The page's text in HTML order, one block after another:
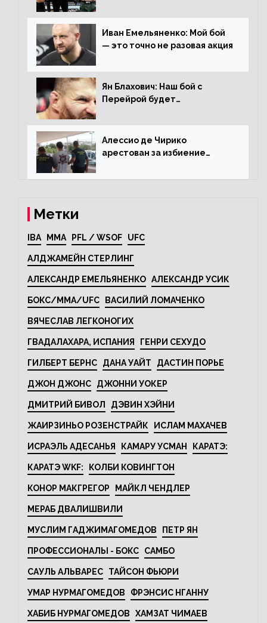
раунда на Чендлера
Иван Емельяненко: Мой бой
— это точно не разовая акция
Ян Блахович: Наш бой с
Перейрой будет
Алессио де Чирико
арестован за избиение
Метки
IBA MMA PFL / WSOF UFC
АЛДЖАМЕЙН СТЕРЛИНГ
АЛЕКСАНДР ЕМЕЛЬЯНЕНКО АЛЕКСАНДР УСИК
БОКС/MMA/UFC ВАСИЛИЙ ЛОМАЧЕНКО
ВЯЧЕСЛАВ ЛЕГКОНОГИХ
ГВАДАЛАХАРА, ИСПАНИЯ ГЕНРИ СЕХУДО
ГИЛБЕРТ БЕРНС ДАНА УАЙТ ДАСТИН ПОРЬЕ
ДЖОН ДЖОНС ДЖОННИ УОКЕР
ДМИТРИЙ БИВОЛ ДЭВИН ХЭЙНИ
ЖАИРЗИНЬО РОЗЕНСТРАЙК ИСЛАМ МАХАЧЕВ
ИСРАЭЛЬ АДЕСАНЬЯ КАМАРУ УСМАН КАРАТЭ:
КАРАТЭ WKF: КОЛБИ КОВИНГТОН
КОНОР МАКГРЕГОР МАЙКЛ ЧЕНДЛЕР
МЕРАБ ДВАЛИШВИЛИ
МУСЛИМ ГАДЖИМАГОМЕДОВ ПЕТР ЯН
ПРОФЕССИОНАЛЫ - БОКС САМБО
САУЛЬ АЛЬВАРЕС ТАЙСОН ФЬЮРИ
УМАР НУРМАГОМЕДОВ ФРЭНСИС НГАННУ
ХАБИБ НУРМАГОМЕДОВ ХАМЗАТ ЧИМАЕВ